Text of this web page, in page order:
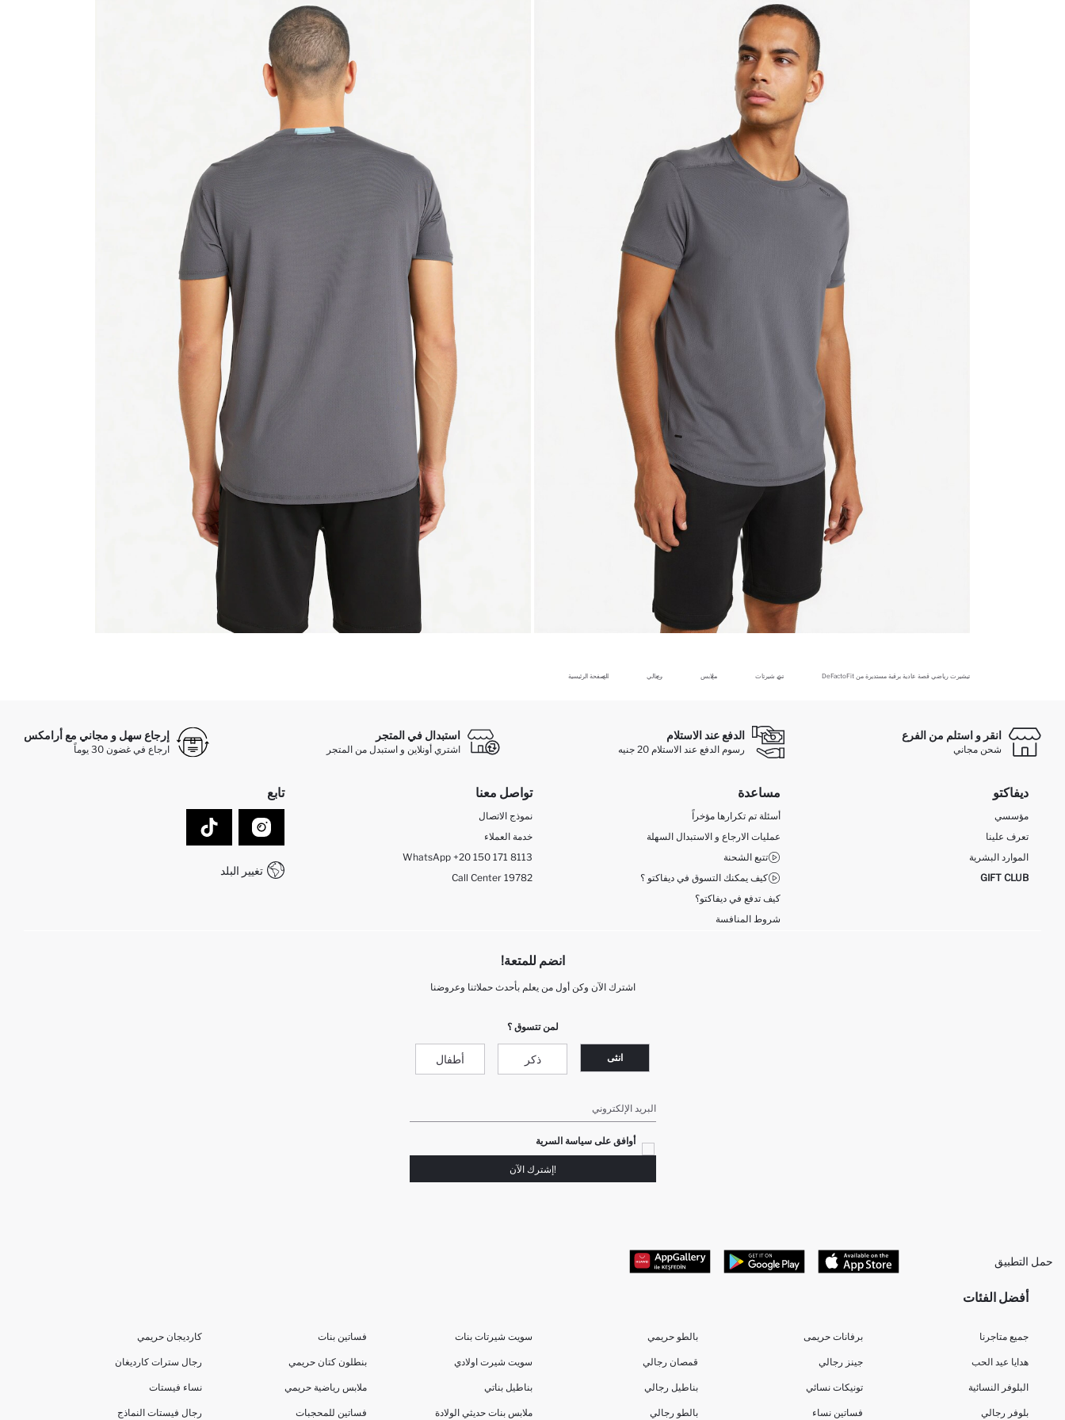
الصفحة الرئيسية رجالي ملابس تي شيرتات تيشيرت رياضي قصة عادية برقبة مستديرة من DeFactoFit
انقر و استلم من الفرع
شحن مجاني
الدفع عند الاستلام
رسوم الدفع عند الاستلام 20 جنيه
استبدال في المتجر
اشتري أونلاين و استبدل من المتجر
إرجاع سهل و مجاني مع أرامكس
ارجاع في غضون 30 يوماً
ديفاكتو
مؤسسي
تعرف علينا
الموارد البشرية
GIFT CLUB
مساعدة
أسئلة تم تكرارها مؤخراً
عمليات الارجاع و الاستبدال السهلة
تتبع الشحنة
كيف يمكنك التسوق في ديفاكتو ؟
كيف تدفع في ديفاكتو؟
شروط المنافسة
تواصل معنا
نموذج الاتصال
خدمة العملاء
WhatsApp +20 150 171 8113
Call Center 19782
تابع
تغيير البلد
انضم للمتعة!
اشترك الآن وكن أول من يعلم بأحدث حملاتنا وعروضنا
لمن تتسوق ؟
انثى ذكر أطفال
البريد الإلكتروني
أوافق على سياسة السرية
!إشترك الآن
حمل التطبيق
أفضل الفئات
جميع متاجرنا
هدايا عيد الحب
البلوفر النسائية
بلوفر رجالي
برفانات حريمى
جينز رجالي
تونيكات نسائي
فساتين نساء
بالطو حريمي
قمصان رجالي
بناطيل رجالي
بالطو رجالي
سويت شيرتات بنات
سويت شيرت اولادي
بناطيل بناتي
ملابس بنات حديثي الولادة
فساتين بنات
بنطلون كتان حريمي
ملابس رياضية حريمي
فساتين للمحجبات
كارديجان حريمي
رجال سترات كارديغان
نساء فيستات
رجال فيستات النماذج